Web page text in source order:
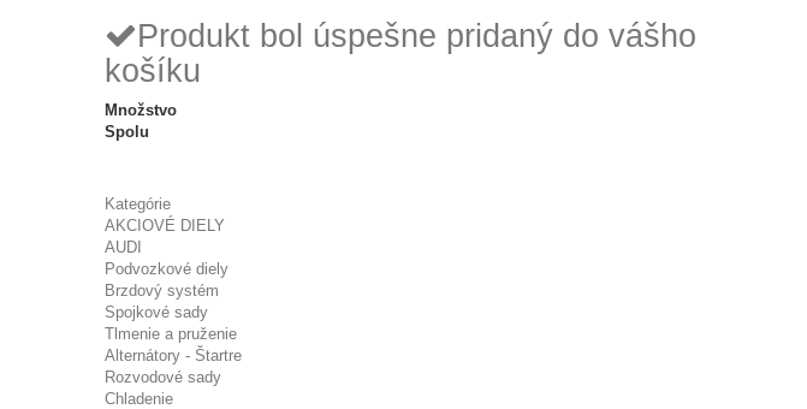
Produkt bol úspešne pridaný do vášho
košíku
Množstvo
Spolu
Kategórie
AKCIOVÉ DIELY
AUDI
Podvozkové diely
Brzdový systém
Spojkové sady
Tlmenie a pruženie
Alternátory - Štartre
Rozvodové sady
Chladenie